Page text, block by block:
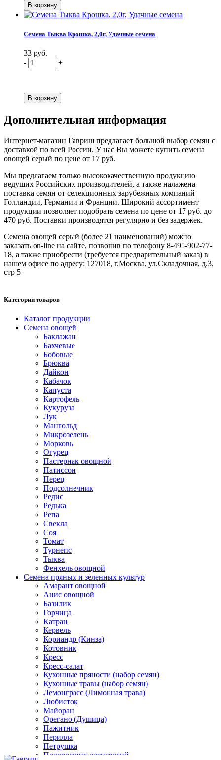
Семена Тыква Крошка, 2,0г, Удачные семена
33 руб.
-
+
Дополнительная информация
Интернет-магазин Гавриш предлагает большой выбор семян с
доставкой по всей России. У нас Вы можете купить семена
овощей серый по цене от 17 руб.
Мы предлагаем только высококачественную продукцию
ведущих Российских производителей, а также налажена
поставка семян от селекционных зарубежных компаний
Голландии, Германии и Франции. Широкий ассортимент
продукции позволяет подобрать семена по цене от 17 руб. до
470 руб. Поставки производятся регулярно и без задержек.
Семена овощей серый (более 21 наименований) можно
заказать on-line на сайте, позвонив по телефону 8-495-902-77-
18, а также приобрести (требуется предварительный заказ) в
нашем офисе по адресу: 127018, г.Москва, ул.Складочная, д.3,
стр 5
Категории товаров
Каталог продукции
Семена овощей
Баклажан
Бахчевые
Бобовые
Брюква
Дайкон
Кабачок
Капуста
Картофель
Кукуруза
Лук
Мангольд
Микрозелень
Морковь
Огурец
Пастернак овощной
Патиссон
Перец
Подсолнечник
Редис
Редька
Репа
Свекла
Соя
Томат
Турнепс
Тыква
Фенхель овощной
Семена пряных и зеленных культур
Амарант овощной
Анис овощной
Базилик
Горчица
Катран
Кервель
Кориандр (Кинза)
Котовник
Кресс
Кресс-салат
Кухонные пряности (набор семян)
Кухонные травы (набор семян)
Лемонграсс (Лимонная трава)
Любисток
Майоран
Орегано (Душица)
Пажитник
Перилла
Петрушка
Подорожник оленерогий